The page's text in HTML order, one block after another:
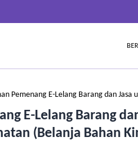
Pemenang E-Lelang Barang dan Jasa
E-Lelang Barang
(Belanja Bahan